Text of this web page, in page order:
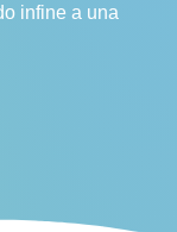
infine a una